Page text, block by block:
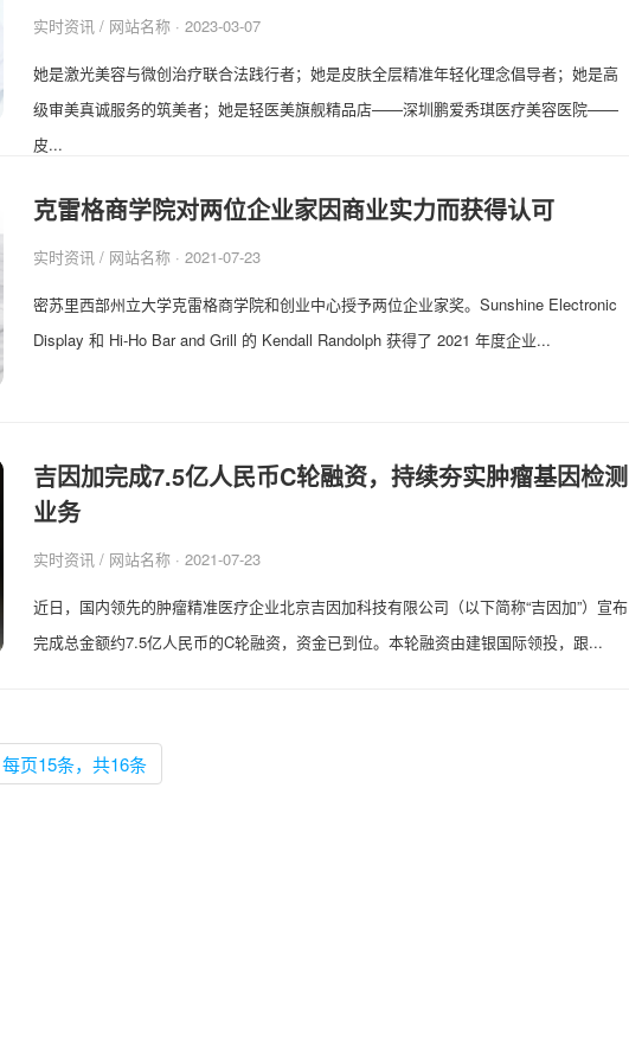
实时资讯 / 网站名称 · 2023-03-07
她是激光美容与微创治疗联合法践行者；她是皮肤全层精准年轻化理念倡导者；她是高
级审美真诚服务的筑美者；她是轻医美旗舰精品店——深圳鹏爱秀琪医疗美容医院——
皮...
克雷格商学院对两位企业家因商业实力而获得认可
实时资讯 / 网站名称 · 2021-07-23
密苏里西部州立大学克雷格商学院和创业中心授予两位企业家奖。Sunshine Electronic
Display 和 Hi-Ho Bar and Grill 的 Kendall Randolph 获得了 2021 年度企业...
吉因加完成7.5亿人民币C轮融资，持续夯实肿瘤基因检测
业务
实时资讯 / 网站名称 · 2021-07-23
近日，国内领先的肿瘤精准医疗企业北京吉因加科技有限公司（以下简称“吉因加”）宣布
完成总金额约7.5亿人民币的C轮融资，资金已到位。本轮融资由建银国际领投，跟...
每页15条，共16条